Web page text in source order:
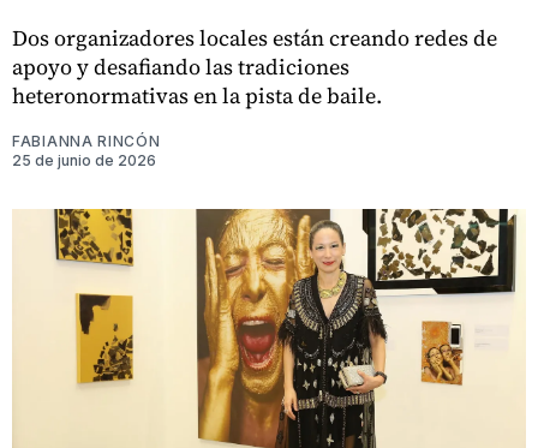
Dos organizadores locales están creando redes de
apoyo y desafiando las tradiciones
heteronormativas en la pista de baile.
FABIANNA RINCÓN
25 de junio de 2026